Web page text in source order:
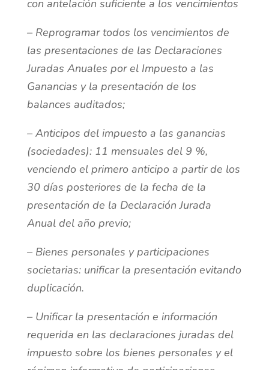
con antelación suficiente a los vencimientos
– Reprogramar todos los vencimientos de
las presentaciones de las Declaraciones
Juradas Anuales por el Impuesto a las
Ganancias y la presentación de los
balances auditados;
– Anticipos del impuesto a las ganancias
(sociedades): 11 mensuales del 9 %,
venciendo el primero anticipo a partir de los
30 días posteriores de la fecha de la
presentación de la Declaración Jurada
Anual del año previo;
– Bienes personales y participaciones
societarias: unificar la presentación evitando
duplicación.
– Unificar la presentación e información
requerida en las declaraciones juradas del
impuesto sobre los bienes personales y el